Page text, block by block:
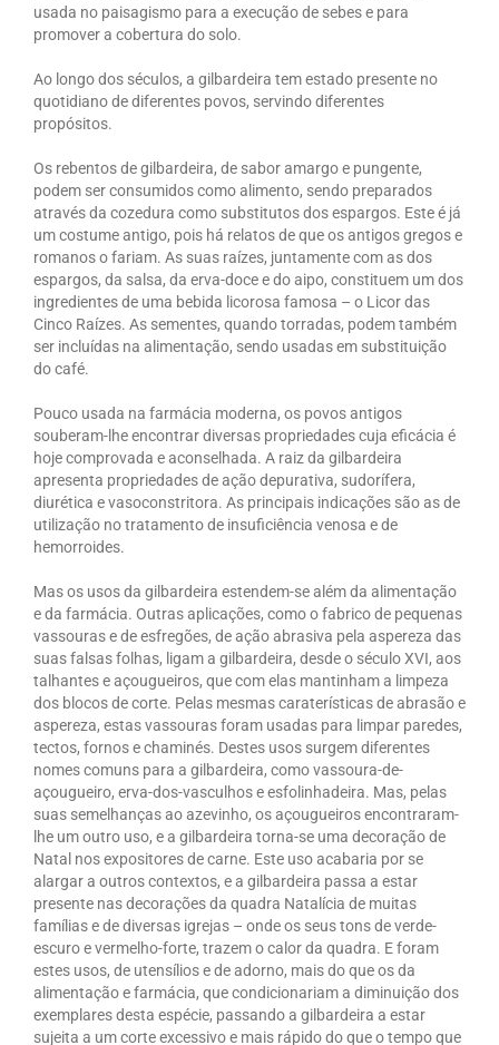
usada no paisagismo para a execução de sebes e para
promover a cobertura do solo.
Ao longo dos séculos, a gilbardeira tem estado presente no
quotidiano de diferentes povos, servindo diferentes
propósitos.
Os rebentos de gilbardeira, de sabor amargo e pungente,
podem ser consumidos como alimento, sendo preparados
através da cozedura como substitutos dos espargos. Este é já
um costume antigo, pois há relatos de que os antigos gregos e
romanos o fariam. As suas raízes, juntamente com as dos
espargos, da salsa, da erva-doce e do aipo, constituem um dos
ingredientes de uma bebida licorosa famosa – o Licor das
Cinco Raízes. As sementes, quando torradas, podem também
ser incluídas na alimentação, sendo usadas em substituição
do café.
Pouco usada na farmácia moderna, os povos antigos
souberam-lhe encontrar diversas propriedades cuja eficácia é
hoje comprovada e aconselhada. A raiz da gilbardeira
apresenta propriedades de ação depurativa, sudorífera,
diurética e vasoconstritora. As principais indicações são as de
utilização no tratamento de insuficiência venosa e de
hemorroides.
Mas os usos da gilbardeira estendem-se além da alimentação
e da farmácia. Outras aplicações, como o fabrico de pequenas
vassouras e de esfregões, de ação abrasiva pela aspereza das
suas falsas folhas, ligam a gilbardeira, desde o século XVI, aos
talhantes e açougueiros, que com elas mantinham a limpeza
dos blocos de corte. Pelas mesmas caraterísticas de abrasão e
aspereza, estas vassouras foram usadas para limpar paredes,
tectos, fornos e chaminés. Destes usos surgem diferentes
nomes comuns para a gilbardeira, como vassoura-de-
açougueiro, erva-dos-vasculhos e esfolinhadeira. Mas, pelas
suas semelhanças ao azevinho, os açougueiros encontraram-
lhe um outro uso, e a gilbardeira torna-se uma decoração de
Natal nos expositores de carne. Este uso acabaria por se
alargar a outros contextos, e a gilbardeira passa a estar
presente nas decorações da quadra Natalícia de muitas
famílias e de diversas igrejas – onde os seus tons de verde-
escuro e vermelho-forte, trazem o calor da quadra. E foram
estes usos, de utensílios e de adorno, mais do que os da
alimentação e farmácia, que condicionariam a diminuição dos
exemplares desta espécie, passando a gilbardeira a estar
sujeita a um corte excessivo e mais rápido do que o tempo que